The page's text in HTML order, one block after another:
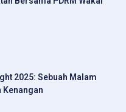
2025: Sebuah Malam
Kenangan